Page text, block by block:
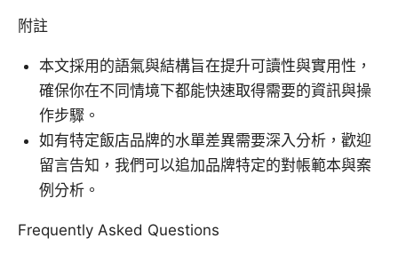
附註
本文採用的語氣與結構旨在提升可讀性與實用性，
確保你在不同情境下都能快速取得需要的資訊與操
作步驟。
如有特定飯店品牌的水單差異需要深入分析，歡迎
留言告知，我們可以追加品牌特定的對帳範本與案
例分析。
Frequently Asked Questions